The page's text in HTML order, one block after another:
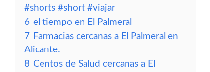
#shorts #short #viajar
6 el tiempo en El Palmeral
7 Farmacias cercanas a El Palmeral en
Alicante:
8 Centos de Salud cercanas a El